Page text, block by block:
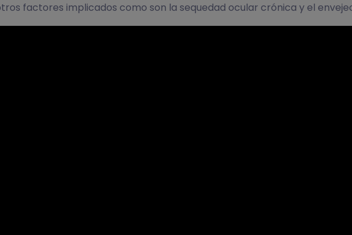
factores implicados como son la sequedad ocular crónica y el